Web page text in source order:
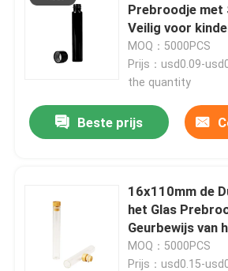
Huis
Prebroodje
Veilig voor
MOQ：5000PCS
Prijs：usd0.09-
the quantity
Beste prijs
16x110mm de
het Glas
Geurbewijs van
Bamboedeksel
MOQ：5000PCS
Prijs：usd0.15-